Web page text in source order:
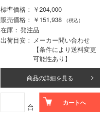
標準価格
￥204,000
販売価格
￥151,938 （税込）
在庫
発注品
出荷目安
メーカー問い合わせ
【条件により送料変更
可能性あり】
商品の詳細を見る
台 カートへ